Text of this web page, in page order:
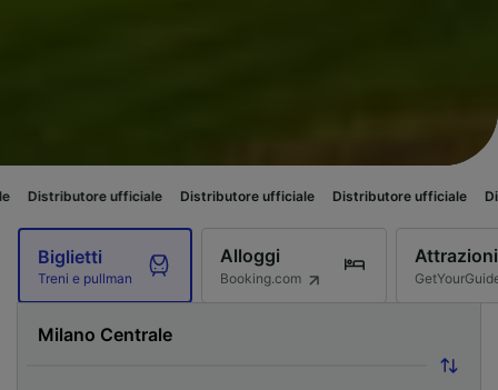
ufficiale Distributore ufficiale Distributore ufficiale Distributore
Biglietti
Treni e pullman
Alloggi
Booking.com
Attrazioni